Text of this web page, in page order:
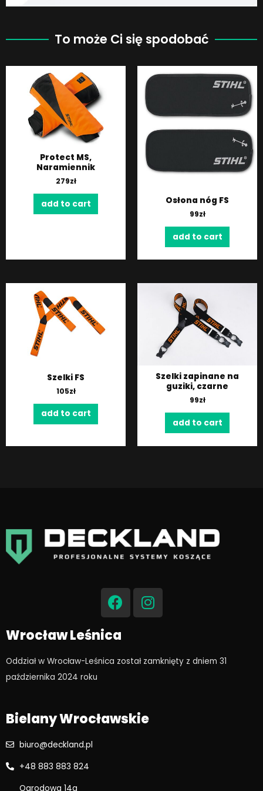
To może Ci się spodobać
Protect MS,
Naramiennik
279zł
add to cart Osłona nóg FS
99zł
add to cart
Szelki FS
105zł
add to cart
Szelki zapinane na
guziki, czarne
99zł
add to cart
F
a
c
e
b
o
o
I
n
s
g
r
Wrocław Leśnica
Oddział w Wrocław-Leśnica został zamknięty z dniem 31
października 2024 roku​
Bielany Wrocławskie
biuro@deckland.pl
+48 883 883 824
Ogrodowa 14a